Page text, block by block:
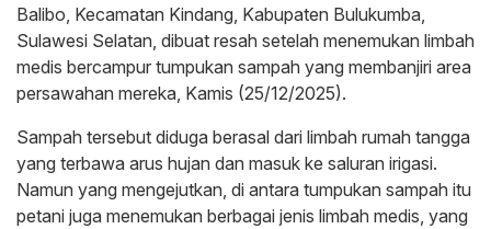
Balibo, Kecamatan Kindang, Kabupaten Bulukumba,
Sulawesi Selatan, dibuat resah setelah menemukan limbah
medis bercampur tumpukan sampah yang membanjiri area
persawahan mereka, Kamis (25/12/2025).
Sampah tersebut diduga berasal dari limbah rumah tangga
yang terbawa arus hujan dan masuk ke saluran irigasi.
Namun yang mengejutkan, di antara tumpukan sampah itu
petani juga menemukan berbagai jenis limbah medis, yang